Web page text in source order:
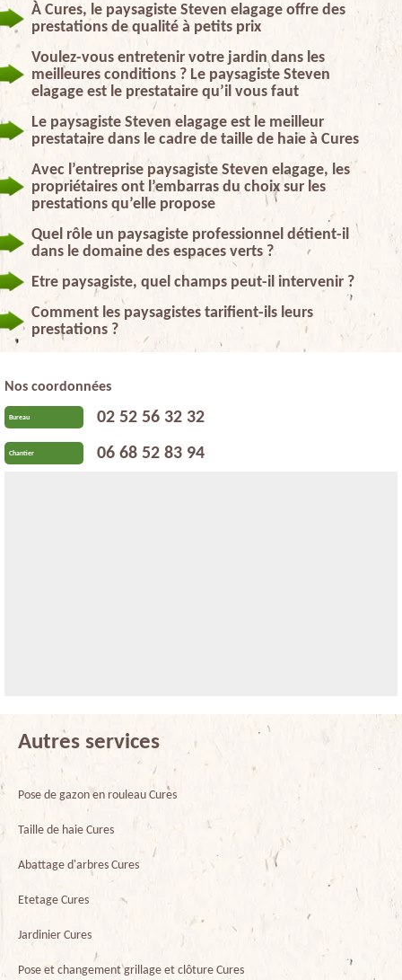
À Cures, le paysagiste Steven elagage offre des
prestations de qualité à petits prix
Voulez-vous entretenir votre jardin dans les
meilleures conditions ? Le paysagiste Steven
elagage est le prestataire qu’il vous faut
Le paysagiste Steven elagage est le meilleur
prestataire dans le cadre de taille de haie à Cures
Avec l’entreprise paysagiste Steven elagage, les
propriétaires ont l’embarras du choix sur les
prestations qu’elle propose
Quel rôle un paysagiste professionnel détient-il
dans le domaine des espaces verts ?
Etre paysagiste, quel champs peut-il intervenir ?
Comment les paysagistes tarifient-ils leurs
prestations ?
Nos coordonnées
Bureau 02 52 56 32 32
Chantier 06 68 52 83 94
Autres services
Pose de gazon en rouleau Cures
Taille de haie Cures
Abattage d'arbres Cures
Etetage Cures
Jardinier Cures
Pose et changement grillage et clôture Cures